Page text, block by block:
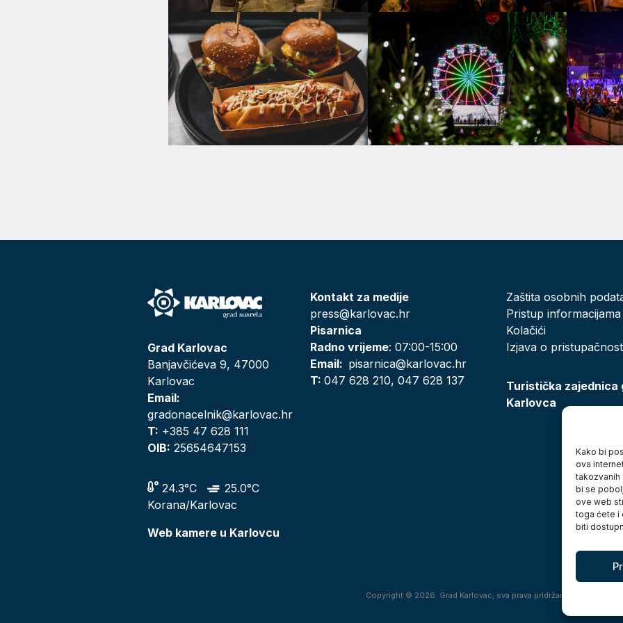
Kako bi
ova
takozvanih
bi se
ove web
toga ćete i
biti
Grad Karlovac
Banjavčićeva 9, 47000
Karlovac
Email:
gradonacelnik@karlovac.hr
T: +385 47 628 111
OIB: 25654647153
24.3°C
25.0°C
Korana/Karlovac
Web kamere u Karlovcu
Kontakt za medije
press@karlovac.hr
Pisarnica
Radno vrijeme: 07:00-15:00
Email: pisarnica@karlovac.hr
T:047 628 210, 047 628 137
Zaštita osobnih
Pristup informacijama
Kolačići
Izjava o
Turistička zajednica
Karlovca
Copyright © 2026. Grad Karlovac, sva prava pridržana